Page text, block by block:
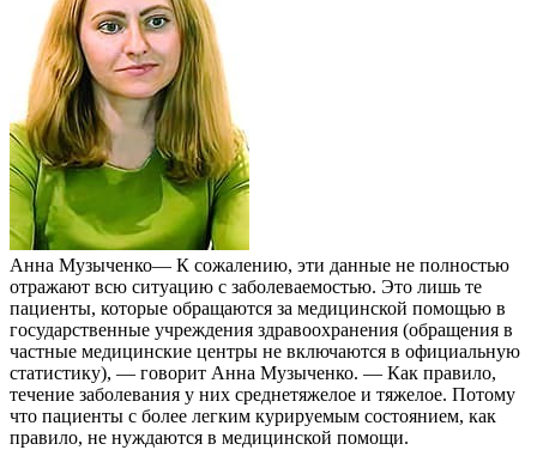
Анна Музыченко— К сожалению, эти данные не полностью
отражают всю ситуацию с заболеваемостью. Это лишь те
пациенты, которые обращаются за медицинской помощью в
государственные учреждения здравоохранения (обращения в
частные медицинские центры не включаются в официальную
статистику), — говорит Анна Музыченко. — Как правило,
течение заболевания у них среднетяжелое и тяжелое. Потому
что пациенты с более легким курируемым состоянием, как
правило, не нуждаются в медицинской помощи.